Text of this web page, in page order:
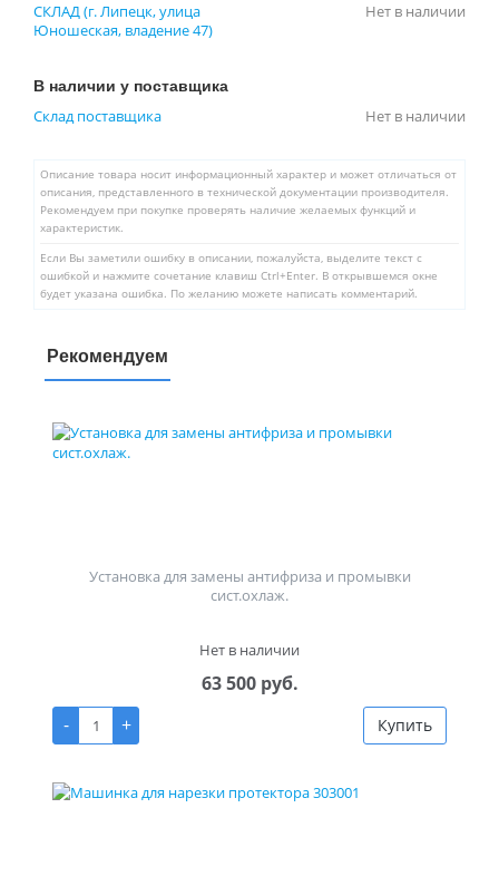
СКЛАД (г. Липецк, улица
Юношеская, владение 47)
Нет в наличии
В наличии у поставщика
Склад поставщика Нет в наличии
Описание товара носит информационный характер и может отличаться от
описания, представленного в технической документации производителя.
Рекомендуем при покупке проверять наличие желаемых функций и
характеристик.
Если Вы заметили ошибку в описании, пожалуйста, выделите текст с
ошибкой и нажмите сочетание клавиш Ctrl+Enter. В открывшемся окне
будет указана ошибка. По желанию можете написать комментарий.
Рекомендуем
Установка для замены антифриза и промывки
сист.охлаж.
Нет в наличии
63 500 руб.
-
+ Купить